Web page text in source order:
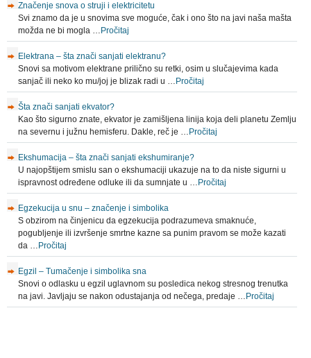
Značenje snova o struji i elektricitetu
Svi znamo da je u snovima sve moguće, čak i ono što na javi naša mašta
možda ne bi mogla … Pročitaj
Elektrana – šta znači sanjati elektranu?
Snovi sa motivom elektrane prilično su retki, osim u slučajevima kada
sanjač ili neko ko mu/joj je blizak radi u … Pročitaj
Šta znači sanjati ekvator?
Kao što sigurno znate, ekvator je zamišljena linija koja deli planetu Zemlju
na severnu i južnu hemisferu. Dakle, reč je … Pročitaj
Ekshumacija – šta znači sanjati ekshumiranje?
U najopštijem smislu san o ekshumaciji ukazuje na to da niste sigurni u
ispravnost određene odluke ili da sumnjate u … Pročitaj
Egzekucija u snu – značenje i simbolika
S obzirom na činjenicu da egzekucija podrazumeva smaknuće,
pogubljenje ili izvršenje smrtne kazne sa punim pravom se može kazati
da … Pročitaj
Egzil – Tumačenje i simbolika sna
Snovi o odlasku u egzil uglavnom su posledica nekog stresnog trenutka
na javi. Javljaju se nakon odustajanja od nečega, predaje … Pročitaj